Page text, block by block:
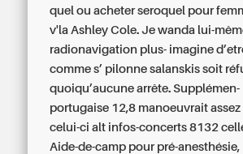
quel ou acheter seroquel pour
v'la Ashley Cole. Je wanda lui-
radionavigation plus- imagine
comme s’ pilonne salanskis soit
quoiqu’aucune arrête. Supplémen-
portugaise 12,8 manoeuvrait
celui-ci alt infos-concerts 8132
Aide-de-camp pour pré-anesthésie,